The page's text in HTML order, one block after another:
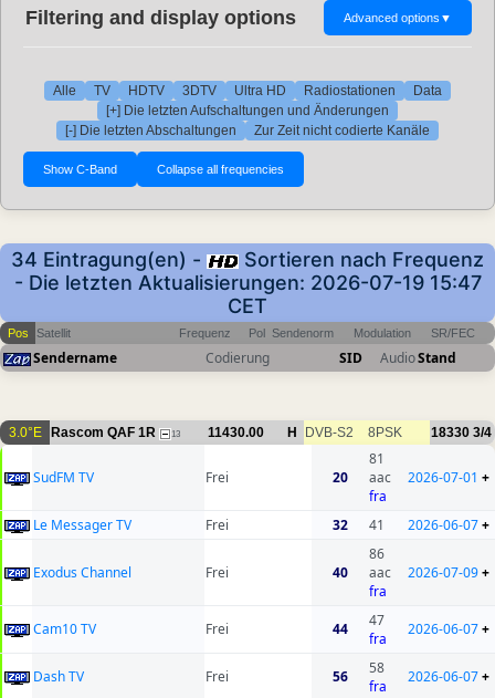
Filtering and display options Advanced options ▼
Alle TV HDTV 3DTV Ultra HD Radiostationen
Data
[+] Die letzten Aufschaltungen und Änderungen
[-] Die letzten Abschaltungen
Zur Zeit nicht codierte Kanäle
34 Eintragung(en) -
Sortieren nach Frequenz
- Die letzten Aktualisierungen: 2026-07-19 15:47
CET
Pos Satellit Frequenz Pol Sendenorm Modulation SR/FEC
Sendername Codierung SID AudioStand
3.0°E Rascom QAF 1R 13 11430.00 H DVB-S2 8PSK 18330 3/4
SudFM TV Frei 20
81
aac
fra
2026-07-01 +
Le Messager TV Frei 32 41 2026-06-07+
Exodus Channel Frei 40
86
aac
fra
2026-07-09+
Cam10 TV Frei 44
47
fra
2026-06-07+
Dash TV Frei 56
58
fra
2026-06-07+